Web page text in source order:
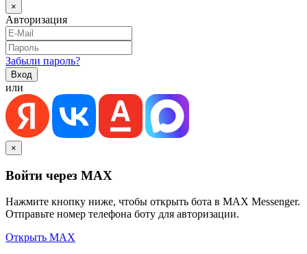
×
Авторизация
Забыли пароль?
или
×
Войти через MAX
Нажмите кнопку ниже, чтобы открыть бота в MAX Messenger.
Отправьте номер телефона боту для авторизации.
Открыть MAX